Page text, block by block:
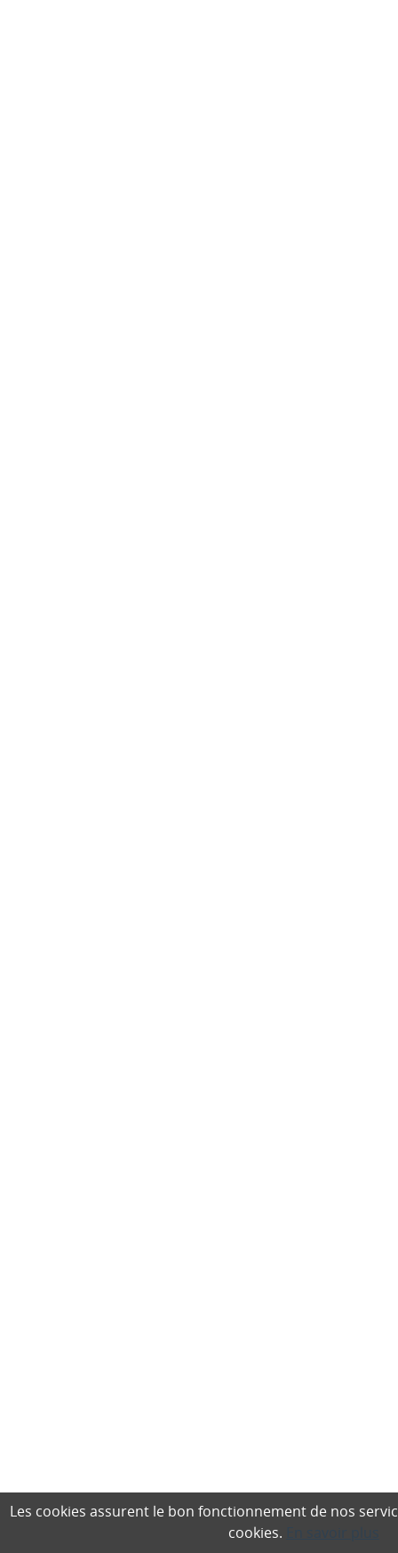
Les cookies assurent le bon fonctionnement de nos
cookies.